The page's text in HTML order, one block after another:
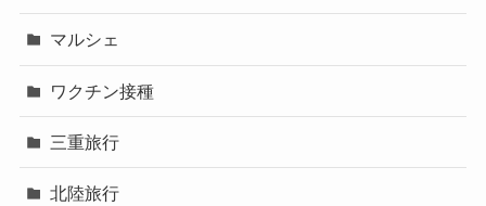
マルシェ
ワクチン接種
三重旅行
北陸旅行